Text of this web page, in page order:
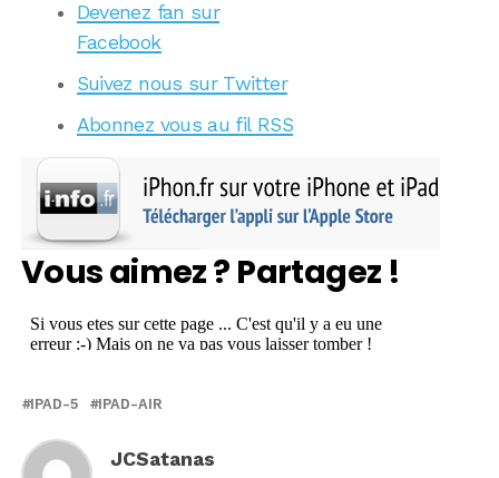
Devenez fan sur
Facebook
Suivez nous sur Twitter
Abonnez vous au fil RSS
Vous aimez ? Partagez !
IPAD-5 IPAD-AIR
JCSatanas